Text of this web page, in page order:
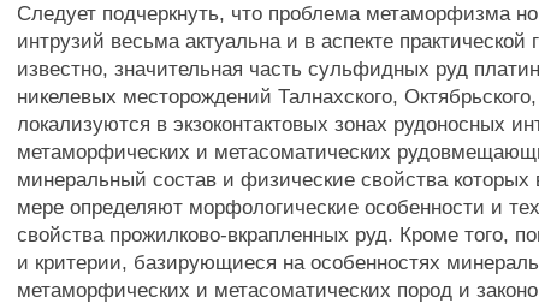
Следует подчеркнуть, что проблема метаморфизма
интрузий весьма актуальна и в аспекте практической
известно, значительная часть сульфидных руд
никелевых месторождений Талнахского,
локализуются в экзоконтактовых зонах рудоносных
метаморфических и метасоматических
минеральный состав и физические свойства которых
мере определяют морфологические особенности и
свойства прожилково-вкрапленных руд. Кроме того,
и критерии, базирующиеся на особенностях
метаморфических и метасоматических пород и